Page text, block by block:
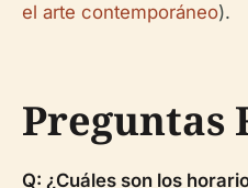
el arte contemporáneo).
Preguntas
Q: ¿Cuáles son los